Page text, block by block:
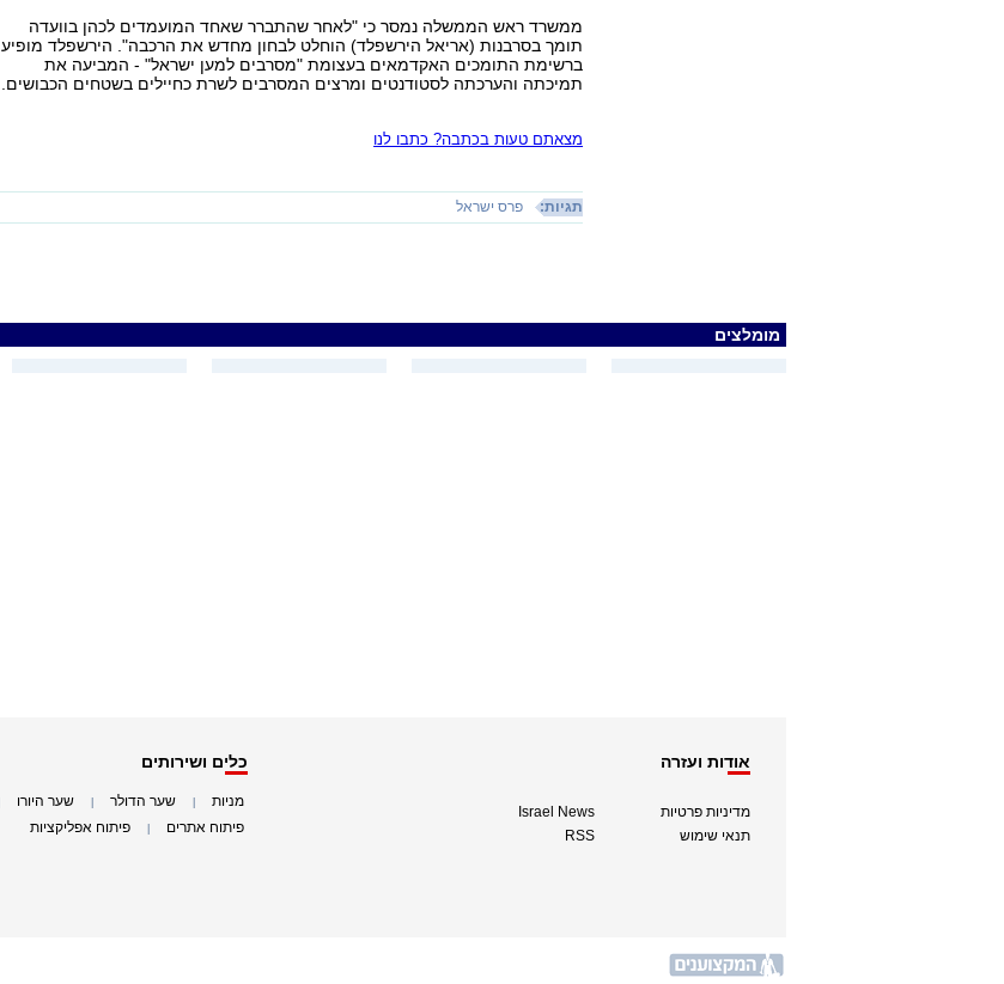
ממשרד ראש הממשלה נמסר כי "לאחר שהתברר שאחד המועמדים לכהן בוועדה
תומך בסרבנות (אריאל הירשפלד) הוחלט לבחון מחדש את הרכבה". הירשפלד מופיע
ברשימת התומכים האקדמאים בעצומת "מסרבים למען ישראל" - המביעה את
תמיכתה והערכתה לסטודנטים ומרצים המסרבים לשרת כחיילים בשטחים הכבושים.
מצאתם טעות בכתבה? כתבו לנו
תגיות: פרס ישראל
מומלצים
אודות ועזרה
מדיניות פרטיות
תנאי שימוש
Israel News
RSS
כלים ושירותים
מניות שער הדולר שער היורו
פיתוח אתרים פיתוח אפליקציות